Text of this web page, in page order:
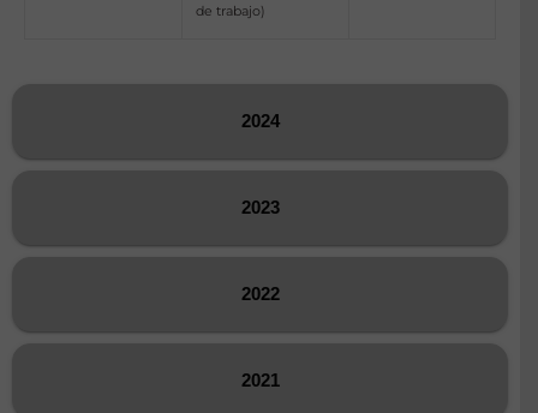
2024
2023
2022
2021
de trabajo)